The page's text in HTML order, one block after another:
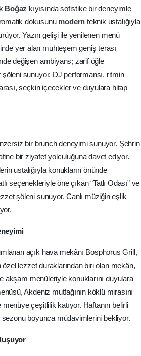
Boğaz kıyısında sofistike bir deneyimle
dokusunu modern teknik ustalığıyla
Yazın gelişi ile yenilenen menü
yer alan muhteşem geniş terası
değişen ambiyans; zarif öğle
sunuyor. DJ performansı, ritmin
seçkin içecekler ve duyulara hitap
bir brunch deneyimi sunuyor. Şehrin
bir ziyafet yolculuğuna davet ediyor.
ustalığıyla konukların önünde
seçenekleriyle öne çıkan “Tatlı Odası” ve
şöleni sunuyor. Canlı müziğin eşlik
açık hava mekânı Bosphorus Grill,
lezzet duraklarından biri olan mekân,
akşam menüleriyle konuklarını duyulara
Akdeniz mutfağının köklü mirasını
çeşitlilik katıyor. Haftanın belirli
sezonu boyunca müdavimlerini bekliyor.